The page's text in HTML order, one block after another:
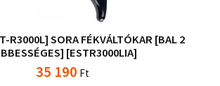
R3000L] SORA FÉKVÁLTÓKAR [BAL 2
[ESTR3000LIA]
35 190 Ft